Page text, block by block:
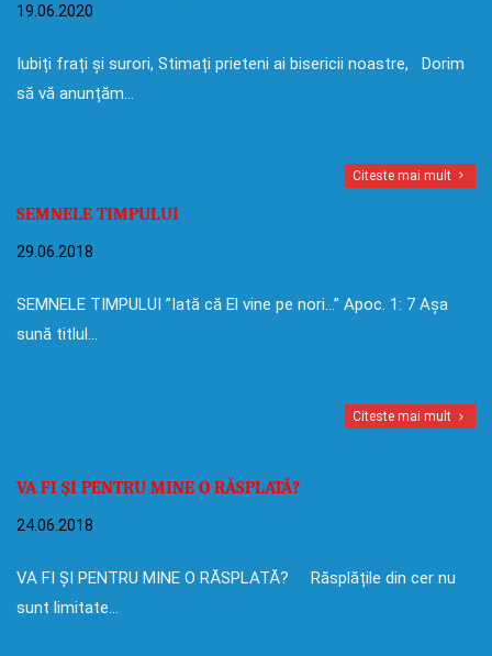
19.06.2020
Iubiți frați și surori, Stimați prieteni ai bisericii noastre, Dorim
să vă anunțăm…
Citeste mai mult
SEMNELE TIMPULUI
29.06.2018
SEMNELE TIMPULUI ”Iată că El vine pe nori…” Apoc. 1: 7 Așa
sună titlul…
Citeste mai mult
VA FI ȘI PENTRU MINE O RĂSPLATĂ?
24.06.2018
VA FI ȘI PENTRU MINE O RĂSPLATĂ? Răsplățile din cer nu
sunt limitate…